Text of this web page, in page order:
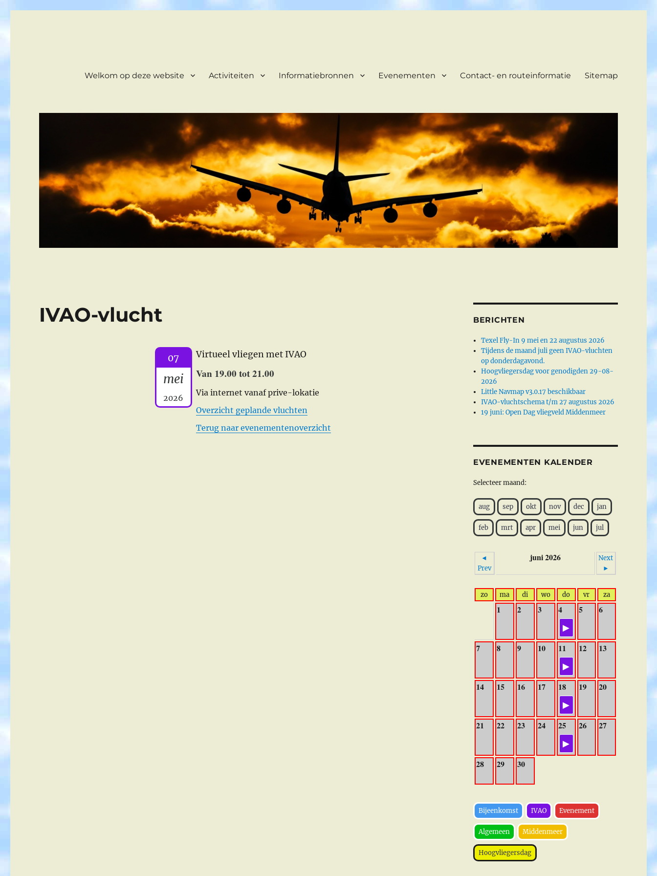
Welkom op deze website Activiteiten Informatiebronnen Evenementen Contact- en routeinformatie Sitemap
IVAO-vlucht
07
mei
2026
Virtueel vliegen met IVAO
Van 19.00 tot 21.00
Via internet vanaf prive-lokatie
Overzicht geplande vluchten
Terug naar evenementenoverzicht
BERICHTEN
Texel Fly-In 9 mei en 22 augustus 2026
Tijdens de maand juli geen IVAO-vluchten
op donderdagavond.
Hoogvliegersdag voor genodigden 29-08-
2026
Little Navmap v3.0.17 beschikbaar
IVAO-vluchtschema t/m 27 augustus 2026
19 juni: Open Dag vliegveld Middenmeer
EVENEMENTEN KALENDER
Selecteer maand:
aug sep okt nov dec jan
feb mrt apr mei jun jul
◄
Prev
juni 2026
Next
►
zo ma di wo do vr za
1 2 3 4 5 6
7 8 9 10 11 12 13
14 15 16 17 18 19 20
21 22 23 24 25 26 27
28 29 30
Bijeenkomst IVAO Evenement
Algemeen Middenmeer
Hoogvliegersdag